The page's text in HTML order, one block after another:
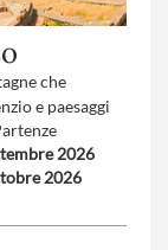
che
e paesaggi
e
autentica
2026
2026